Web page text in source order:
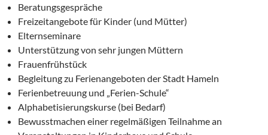
Beratungsgespräche
Freizeitangebote für Kinder (und Mütter)
Elternseminare
Unterstützung von sehr jungen Müttern
Frauenfrühstück
Begleitung zu Ferienangeboten der Stadt Hameln
Ferienbetreuung und „Ferien-Schule“
Alphabetisierungskurse (bei Bedarf)
Bewusstmachen einer regelmäßigen Teilnahme an